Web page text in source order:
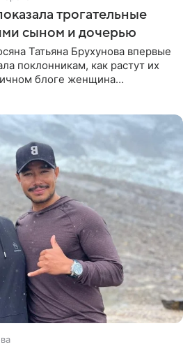
трогательные
сыном и дочерью
Татьяна Брухунова впервые
поклонникам, как растут их
блоге женщина